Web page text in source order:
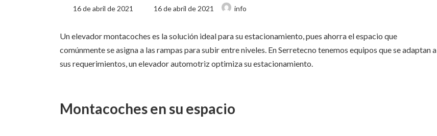
16 de abril de 2021
Última
actualización
16 de abril de 2021 info
Un elevador montacoches es la solución ideal para su estacionamiento, pues ahorra el espacio que
comúnmente se asigna a las rampas para subir entre niveles. En Serretecno tenemos equipos que se adaptan a
sus requerimientos, un elevador automotriz optimiza su estacionamiento.
Montacoches en su espacio